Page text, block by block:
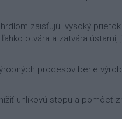
zaisťujú vysoký
otvára a zatvára
procesov berie
uhlíkovú stopu a